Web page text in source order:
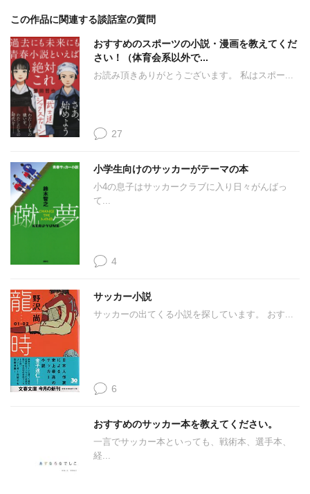
この作品に関連する談話室の質問
おすすめのスポーツの小説・漫画を教えてくだ
さい！（体育会系以外で...
お読み頂きありがとうございます。 私はスポー...
27
小学生向けのサッカーがテーマの本
小4の息子はサッカークラブに入り日々がんばっ
て...
4
サッカー小説
サッカーの出てくる小説を探しています。 おす...
6
おすすめのサッカー本を教えてください。
一言でサッカー本といっても、戦術本、選手本、
経...